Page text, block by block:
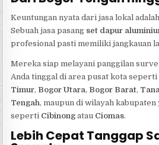
Keuntungan nyata dari jasa lokal
Sebuah jasa pasang set dapur
profesional pasti memiliki jangkauan
Mereka siap melayani panggilan
Anda tinggal di area pusat kota seperti
Timur, Bogor Utara, Bogor Barat,
Tengah, maupun di wilayah
seperti Cibinong atau Ciomas.
Lebih Cepat Tanggap